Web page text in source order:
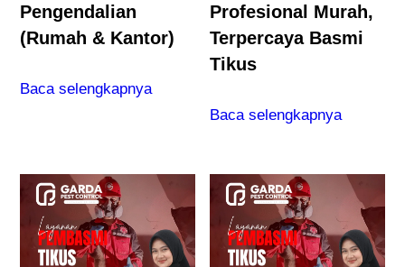
Pengendalian
(Rumah & Kantor)
Baca selengkapnya
Profesional Murah,
Terpercaya Basmi
Tikus
Baca selengkapnya